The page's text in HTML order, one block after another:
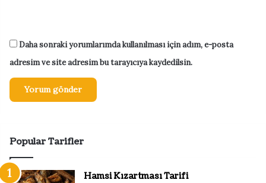
Daha sonraki yorumlarımda kullanılması için adım, e-posta
adresim ve site adresim bu tarayıcıya kaydedilsin.
Popular Tarifler
Hamsi Kızartması Tarifi